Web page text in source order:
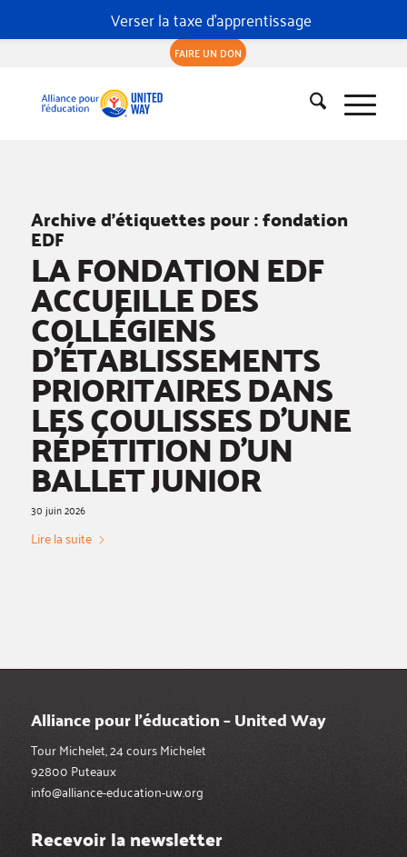
FAIRE UN DON
Archive d’étiquettes pour :fondation
EDF
LA FONDATION EDF
ACCUEILLE DES
COLLÉGIENS
D’ÉTABLISSEMENTS
PRIORITAIRES DANS
LES COULISSES D’UNE
RÉPÉTITION D’UN
BALLET JUNIOR
30 juin 2026
Lire la suite
Alliance pour l’éducation – United Way
Tour Michelet, 24 cours Michelet
92800 Puteaux
info@alliance-education-uw.org
Recevoir la newsletter
Verser la taxe d'apprentissage